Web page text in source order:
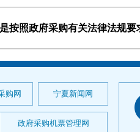
按照政府采购有关法律法规
购网 宁夏新闻网
政府采购机票管理网